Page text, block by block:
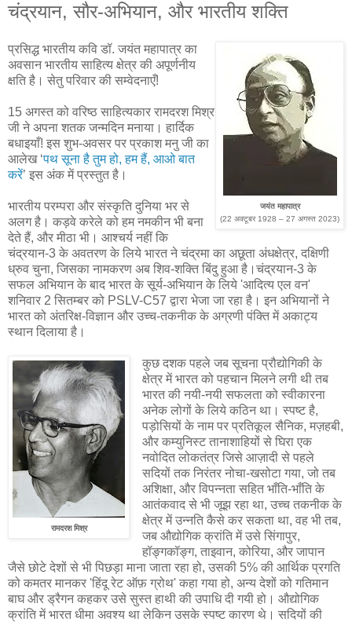
चंद्रयान, सौर-अभियान, और भारतीय शक्ति
जयंत महापात्र
(22 अक्टूबर 1928 – 27 अगस्त 2023)
प्रसिद्ध भारतीय कवि डॉ. जयंत महापात्र का
अवसान भारतीय साहित्य क्षेत्र की अपूर्णनीय
क्षति है। सेतु परिवार की सम्वेदनाएँ!
15 अगस्त को वरिष्ठ साहित्यकार रामदरश मिश्र
जी ने अपना शतक जन्मदिन मनाया। हार्दिक
बधाइयाँ! इस शुभ-अवसर पर प्रकाश मनु जी का
आलेख ‘पथ सूना है तुम हो, हम हैं, आओ बात
करें’ इस अंक में प्रस्तुत है।
भारतीय परम्परा और संस्कृति दुनिया भर से
अलग है। कड़वे करेले को हम नमकीन भी बना
देते हैं, और मीठा भी। आश्चर्य नहीं कि
चंद्रयान-3 के अवतरण के लिये भारत ने चंद्रमा का अछूता अंधक्षेत्र, दक्षिणी
ध्रुव चुना, जिसका नामकरण अब शिव-शक्ति बिंदु हुआ है।चंद्रयान-3 के
सफल अभियान के बाद भारत के सूर्य-अभियान के लिये 'आदित्य एल वन'
शनिवार 2 सितम्बर को PSLV-C57 द्वारा भेजा जा रहा है। इन अभियानों ने
भारत को अंतरिक्ष-विज्ञान और उच्च-तकनीक के अग्रणी पंक्ति में अकाट्य
स्थान दिलाया है।
रामदरश मिश्र
कुछ दशक पहले जब सूचना प्रौद्योगिकी के
क्षेत्र में भारत को पहचान मिलने लगी थी तब
भारत की नयी-नयी सफलता को स्वीकारना
अनेक लोगों के लिये कठिन था। स्पष्ट है,
पड़ोसियों के नाम पर प्रतिकूल सैनिक, मज़हबी,
और कम्युनिस्ट तानाशाहियों से घिरा एक
नवोदित लोकतंत्र जिसे आज़ादी से पहले
सदियों तक निरंतर नोचा-खसोटा गया, जो तब
अशिक्षा, और विपन्नता सहित भाँति-भाँति के
आतंकवाद से भी जूझ रहा था, उच्च तकनीक के
क्षेत्र में उन्नति कैसे कर सकता था, वह भी तब,
जब औद्योगिक क्रांति में उसे सिंगापुर,
हॉङ्गकॉङ्ग, ताइवान, कोरिया, और जापान
जैसे छोटे देशों से भी पिछड़ा माना जाता रहा हो, उसकी 5% की आर्थिक प्रगति
को कमतर मानकर 'हिंदू रेट ऑफ़ ग्रोथ' कहा गया हो, अन्य देशों को गतिमान
बाघ और ड्रैगन कहकर उसे सुस्त हाथी की उपाधि दी गयी हो। औद्योगिक
क्रांति में भारत धीमा अवश्य था लेकिन उसके स्पष्ट कारण थे। सदियों की